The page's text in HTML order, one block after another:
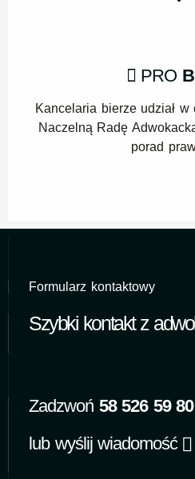
PRO
Kancelaria bierze udział
Naczelną Radę
porad
Formularz kontaktowy
Szybki kontakt z
Zadzwoń 58 526 59 80
lub wyślij wiadomość